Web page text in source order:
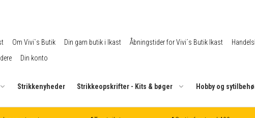
Om Vivi`s Butik Din garn butik i Ikast Åbningstider for Vivi´s Butik Ikast
Din konto
Strikkenyheder Strikkeopskrifter - Kits & bøger Hobby og